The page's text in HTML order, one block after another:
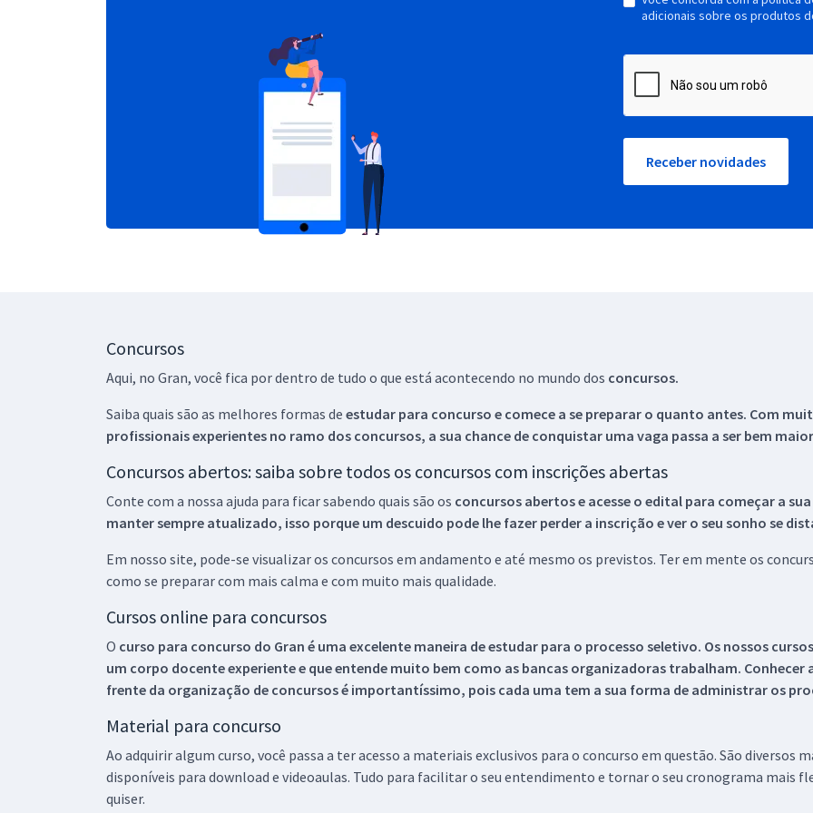
adicionais sobre os produtos
Receber novidades
Concursos
Aqui, no Gran, você fica por dentro de tudo o que está acontecendo no mundo dos concursos.
Saiba quais são as melhores formas de estudar para concurso e comece a se preparar o quanto antes. Com
profissionais experientes no ramo dos concursos, a sua chance de conquistar uma vaga passa a ser bem
Concursos abertos: saiba sobre todos os concursos com inscrições abertas
Conte com a nossa ajuda para ficar sabendo quais são os concursos abertos e acesse o edital para começar a
manter sempre atualizado, isso porque um descuido pode lhe fazer perder a inscrição e ver o seu sonho se
Em nosso site, pode-se visualizar os concursos em andamento e até mesmo os previstos. Ter em mente os
como se preparar com mais calma e com muito mais qualidade.
Cursos online para concursos
O curso para concurso do Gran é uma excelente maneira de estudar para o processo seletivo. Os nossos
um corpo docente experiente e que entende muito bem como as bancas organizadoras trabalham.
frente da organização de concursos é importantíssimo, pois cada uma tem a sua forma de administrar os
Material para concurso
Ao adquirir algum curso, você passa a ter acesso a materiais exclusivos para o concurso em questão. São
disponíveis para download e videoaulas. Tudo para facilitar o seu entendimento e tornar o seu cronograma mais
quiser.